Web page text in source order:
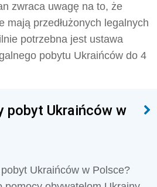
zwraca uwagę na to, że
mają przedłużonych legalnych
potrzebna jest ustawa
pobytu Ukraińców do 4
pobyt Ukraińców w
Ukraińców w Polsce?